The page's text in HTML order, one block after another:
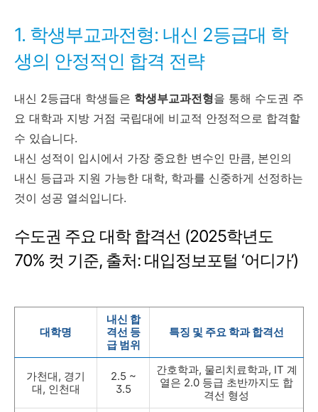
1. 학생부교과전형: 내신 2등급대 학
생의 안정적인 합격 전략
내신 2등급대 학생들은 학생부교과전형을 통해 수도권 주
요 대학과 지방 거점 국립대에 비교적 안정적으로 합격할
수 있습니다.
내신 성적이 입시에서 가장 중요한 변수인 만큼, 본인의
내신 등급과 지원 가능한 대학, 학과를 신중하게 선정하는
것이 성공 열쇠입니다.
수도권 주요 대학 합격선 (2025학년도
70% 컷 기준, 출처: 대입정보포털 ‘어디가’)
대학명
내신 합
격선 등
급 범위
특징 및 주요 학과 합격선
가천대, 경기
대, 인천대
2.5 ~
3.5
간호학과, 물리치료학과, IT 계
열은 2.0 등급 초반까지도 합
격선 형성